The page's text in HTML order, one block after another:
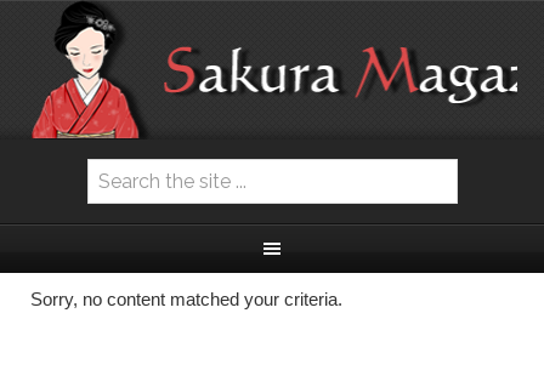
Sorry, no content matched your criteria.